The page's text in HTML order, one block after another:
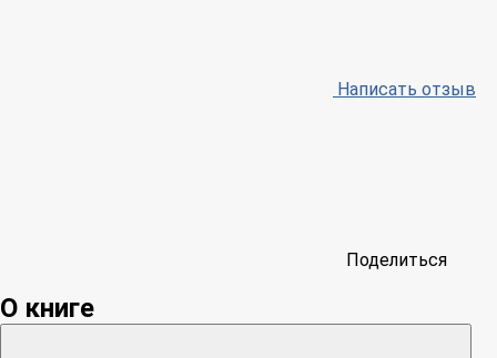
Написать отзыв
Поделиться
О книге